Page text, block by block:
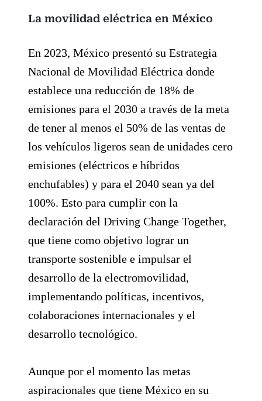
La movilidad eléctrica en México
En 2023, México presentó su Estrategia
Nacional de Movilidad Eléctrica donde
establece una reducción de 18% de
emisiones para el 2030 a través de la meta
de tener al menos el 50% de las ventas de
los vehículos ligeros sean de unidades cero
emisiones (eléctricos e híbridos
enchufables) y para el 2040 sean ya del
100%. Esto para cumplir con la
declaración del Driving Change Together,
que tiene como objetivo lograr un
transporte sostenible e impulsar el
desarrollo de la electromovilidad,
implementando políticas, incentivos,
colaboraciones internacionales y el
desarrollo tecnológico.
Aunque por el momento las metas
aspiracionales que tiene México en su